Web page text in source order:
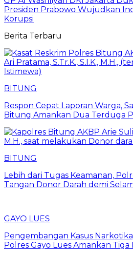
Presiden Prabowo Wujudkan
Korupsi
Berita Terbaru
BITUNG
​Respon Cepat Laporan Warga,
Bitung Amankan Dua Terduga
BITUNG
Lebih dari Tugas Keamanan,
Tangan Donor Darah demi
GAYO LUES
Pengembangan Kasus
Polres Gayo Lues Amankan Tiga